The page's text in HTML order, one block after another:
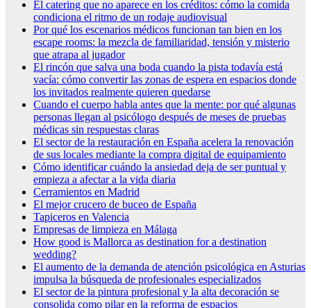
El catering que no aparece en los créditos: cómo la comida
condiciona el ritmo de un rodaje audiovisual
Por qué los escenarios médicos funcionan tan bien en los
escape rooms: la mezcla de familiaridad, tensión y misterio
que atrapa al jugador
El rincón que salva una boda cuando la pista todavía está
vacía: cómo convertir las zonas de espera en espacios donde
los invitados realmente quieren quedarse
Cuando el cuerpo habla antes que la mente: por qué algunas
personas llegan al psicólogo después de meses de pruebas
médicas sin respuestas claras
El sector de la restauración en España acelera la renovación
de sus locales mediante la compra digital de equipamiento
Cómo identificar cuándo la ansiedad deja de ser puntual y
empieza a afectar a la vida diaria
Cerramientos en Madrid
El mejor crucero de buceo de España
Tapiceros en Valencia
Empresas de limpieza en Málaga
How good is Mallorca as destination for a destination
wedding?
El aumento de la demanda de atención psicológica en Asturias
impulsa la búsqueda de profesionales especializados
El sector de la pintura profesional y la alta decoración se
consolida como pilar en la reforma de espacios